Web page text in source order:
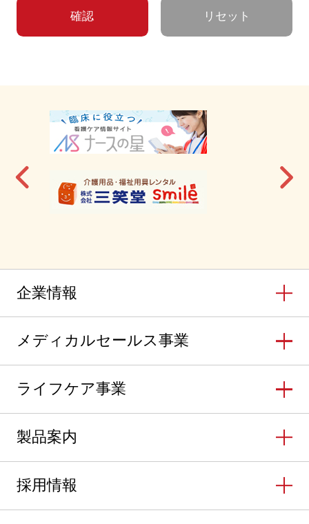
確認 リセット
企業情報
メディカルセールス事業
ライフケア事業
製品案内
採用情報